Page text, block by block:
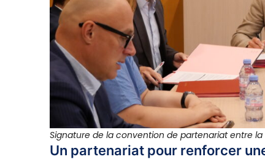
Signature de la convention de partenariat entre la
Un partenariat pour renforcer